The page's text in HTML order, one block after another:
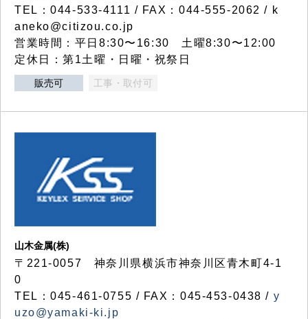
TEL：044-533-4111 / FAX：044-555-2062 / k
aneko@citizou.co.jp
営業時間：平日8:30〜16:30 土曜8:30〜12:00
定休日：第1土曜・日曜・祝祭日
販売可 工事・取付可
山木金属(株)
〒221-0057 神奈川県横浜市神奈川区青木町4-1
0
TEL：045-461-0755 / FAX：045-453-0438 / y
uzo@yamaki-ki.jp